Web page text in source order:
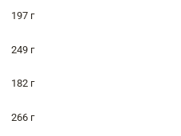
197 г
249 г
182 г
266 г